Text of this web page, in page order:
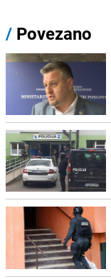
/ Povezano